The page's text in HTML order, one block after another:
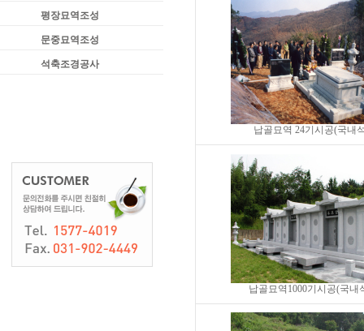
평장묘역조성
문중묘역조성
석축조경공사
납골묘역 24기시공(국내
납골묘역1000기시공(국내